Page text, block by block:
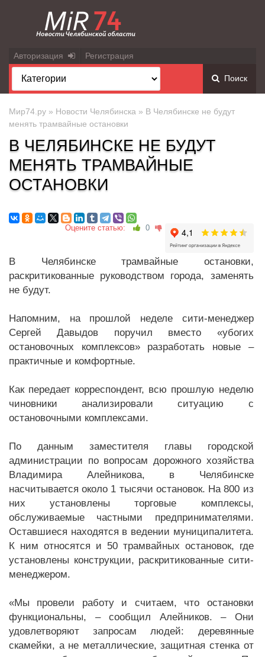
Авторизация Регистрация
Поиск
Мир74.ру » Новости Челябинска » В Челябинске не будут
менять трамвайные остановки
В ЧЕЛЯБИНСКЕ НЕ БУДУТ
МЕНЯТЬ ТРАМВАЙНЫЕ
ОСТАНОВКИ
Оцените статью: 0
В Челябинске трамвайные остановки,
раскритикованные руководством города, заменять
не будут.
Напомним, на прошлой неделе сити-менеджер
Сергей Давыдов поручил вместо «убогих
остановочных комплексов» разработать новые –
практичные и комфортные.
Как передает корреспондент, всю прошлую неделю
чиновники анализировали ситуацию с
остановочными комплексами.
По данным заместителя главы городской
администрации по вопросам дорожного хозяйства
Владимира Алейникова, в Челябинске
насчитывается около 1 тысячи остановок. На 800 из
них установлены торговые комплексы,
обслуживаемые частными предпринимателями.
Оставшиеся находятся в ведении муниципалитета.
К ним относятся и 50 трамвайных остановок, где
установлены конструкции, раскритикованные сити-
менеджером.
«Мы провели работу и считаем, что остановки
функциональны, – сообщил Алейников. – Они
удовлетворяют запросам людей: деревянные
скамейки, а не металлические, защитная стенка от